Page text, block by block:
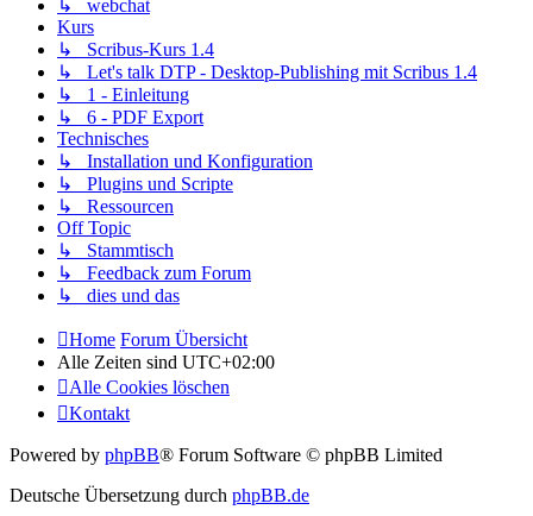
↳ webchat
Kurs
↳ Scribus-Kurs 1.4
↳ Let's talk DTP - Desktop-Publishing mit Scribus 1.4
↳ 1 - Einleitung
↳ 6 - PDF Export
Technisches
↳ Installation und Konfiguration
↳ Plugins und Scripte
↳ Ressourcen
Off Topic
↳ Stammtisch
↳ Feedback zum Forum
↳ dies und das
Home Forum Übersicht
Alle Zeiten sind UTC+02:00
Alle Cookies löschen
Kontakt
Powered by phpBB® Forum Software © phpBB Limited
Deutsche Übersetzung durch phpBB.de